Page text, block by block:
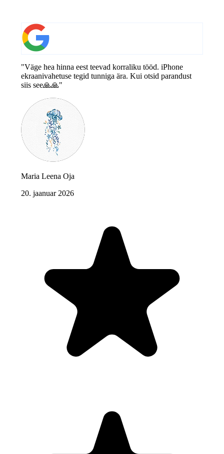
"Väge hea hinna eest teevad korraliku tööd. iPhone
ekraanivahetuse tegid tunniga ära. Kui otsid parandust
siis see🙏🙏"
Maria Leena Oja
20. jaanuar 2026